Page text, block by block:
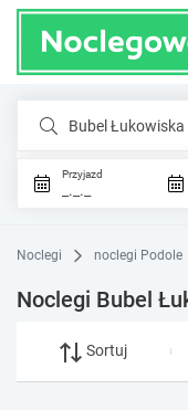
Bubel Łukowiska
Przyjazd
_._._
Noclegi noclegi Podole
Noclegi Bubel
Sortuj